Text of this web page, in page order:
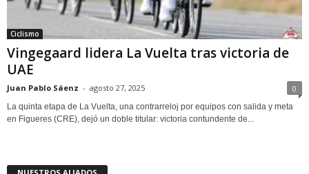
Ciclismo
Vingegaard lidera La Vuelta tras victoria de
UAE
Juan Pablo Sáenz - agosto 27, 2025 0
La quinta etapa de La Vuelta, una contrarreloj por equipos con salida y meta
en Figueres (CRE), dejó un doble titular: victoria contundente de...